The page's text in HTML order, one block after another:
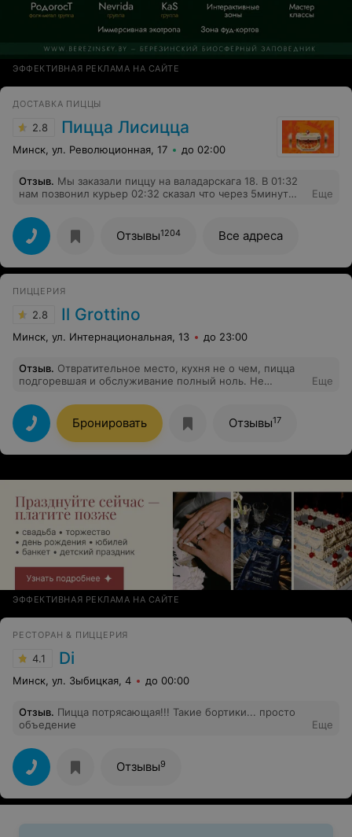
ЭФФЕКТИВНАЯ РЕКЛАМА НА САЙТЕ
ДОСТАВКА ПИЦЦЫ
2.8 Пицца Лисицца
Минск, ул. Революционная, 17 до 02:00
Отзыв. Мы заказали пиццу на валадарскага 18. В 01:32
нам позвонил курьер 02:32 сказал что через 5минут
5 минут прошло ,он на то ответил что сказал через 25
будет говорил и так он приехал с девушкой мы
получили пиццы 02:59 она холодное (( в рабочее
время надо быт ответственным очень огорчены!!!!!
Еще
Отзывы1204 Все адреса
ПИЦЦЕРИЯ
2.8 Il Grottino
Минск, ул. Интернациональная, 13 до 23:00
Отзыв. Отвратительное место, кухня не о чем, пицца
подгоревшая и обслуживание полный ноль. Не
Еще
Бронировать Отзывы17
ЭФФЕКТИВНАЯ РЕКЛАМА НА САЙТЕ
РЕСТОРАН & ПИЦЦЕРИЯ
4.1 Di
Минск, ул. Зыбицкая, 4 до 00:00
Отзыв. Пицца потрясающая!!! Такие бортики... просто
объедение
Еще
Отзывы9